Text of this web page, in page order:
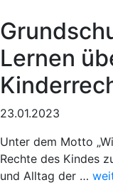
Lernen
23.01.2023
Unter dem Motto
Rechte des Kindes
und Alltag der …